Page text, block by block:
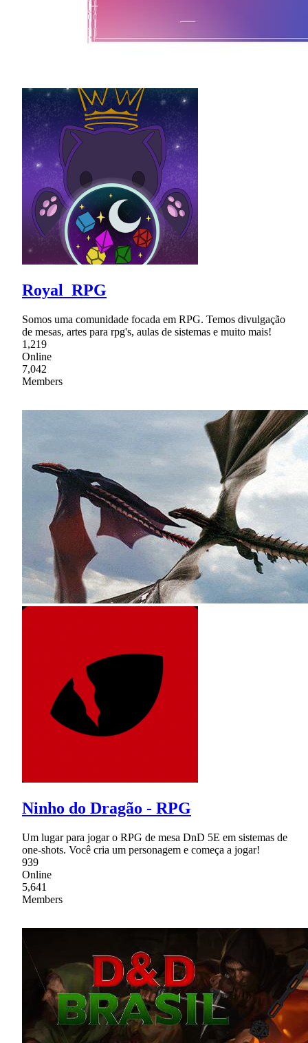
Royal_RPG
Somos uma comunidade focada em RPG. Temos divulgação
de mesas, artes para rpg's, aulas de sistemas e muito mais!
1,219
Online
7,042
Members
Ninho do Dragão - RPG
Um lugar para jogar o RPG de mesa DnD 5E em sistemas de
one-shots. Você cria um personagem e começa a jogar!
939
Online
5,641
Members